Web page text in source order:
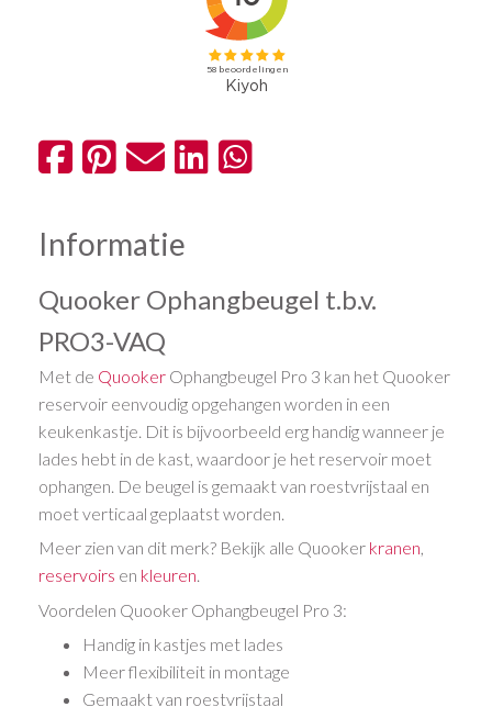
Informatie
Quooker Ophangbeugel t.b.v.
PRO3-VAQ
Met de Quooker Ophangbeugel Pro 3 kan het Quooker
reservoir eenvoudig opgehangen worden in een
keukenkastje. Dit is bijvoorbeeld erg handig wanneer je
lades hebt in de kast, waardoor je het reservoir moet
ophangen. De beugel is gemaakt van roestvrijstaal en
moet verticaal geplaatst worden.
Meer zien van dit merk? Bekijk alle Quooker kranen,
reservoirs en kleuren.
Voordelen Quooker Ophangbeugel Pro 3:
Handig in kastjes met lades
Meer flexibiliteit in montage
Gemaakt van roestvrijstaal